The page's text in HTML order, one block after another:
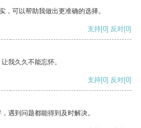
，可以帮助我做出更准确的选择。
支持[0] 反对[0]
我久久不能忘怀。
支持[0] 反对[0]
遇到问题都能得到及时解决。